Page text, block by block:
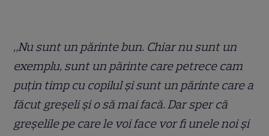
„Nu sunt un părinte bun. Chiar nu sunt un
exemplu, sunt un părinte care petrece cam
puțin timp cu copilul și sunt un părinte care a
făcut greșeli și o să mai facă. Dar sper că
greșelile pe care le voi face vor fi unele noi și